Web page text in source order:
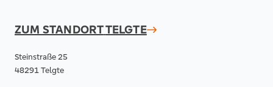
ZUM STANDORTTELGTE
Steinstraße 25
48291 Telgte